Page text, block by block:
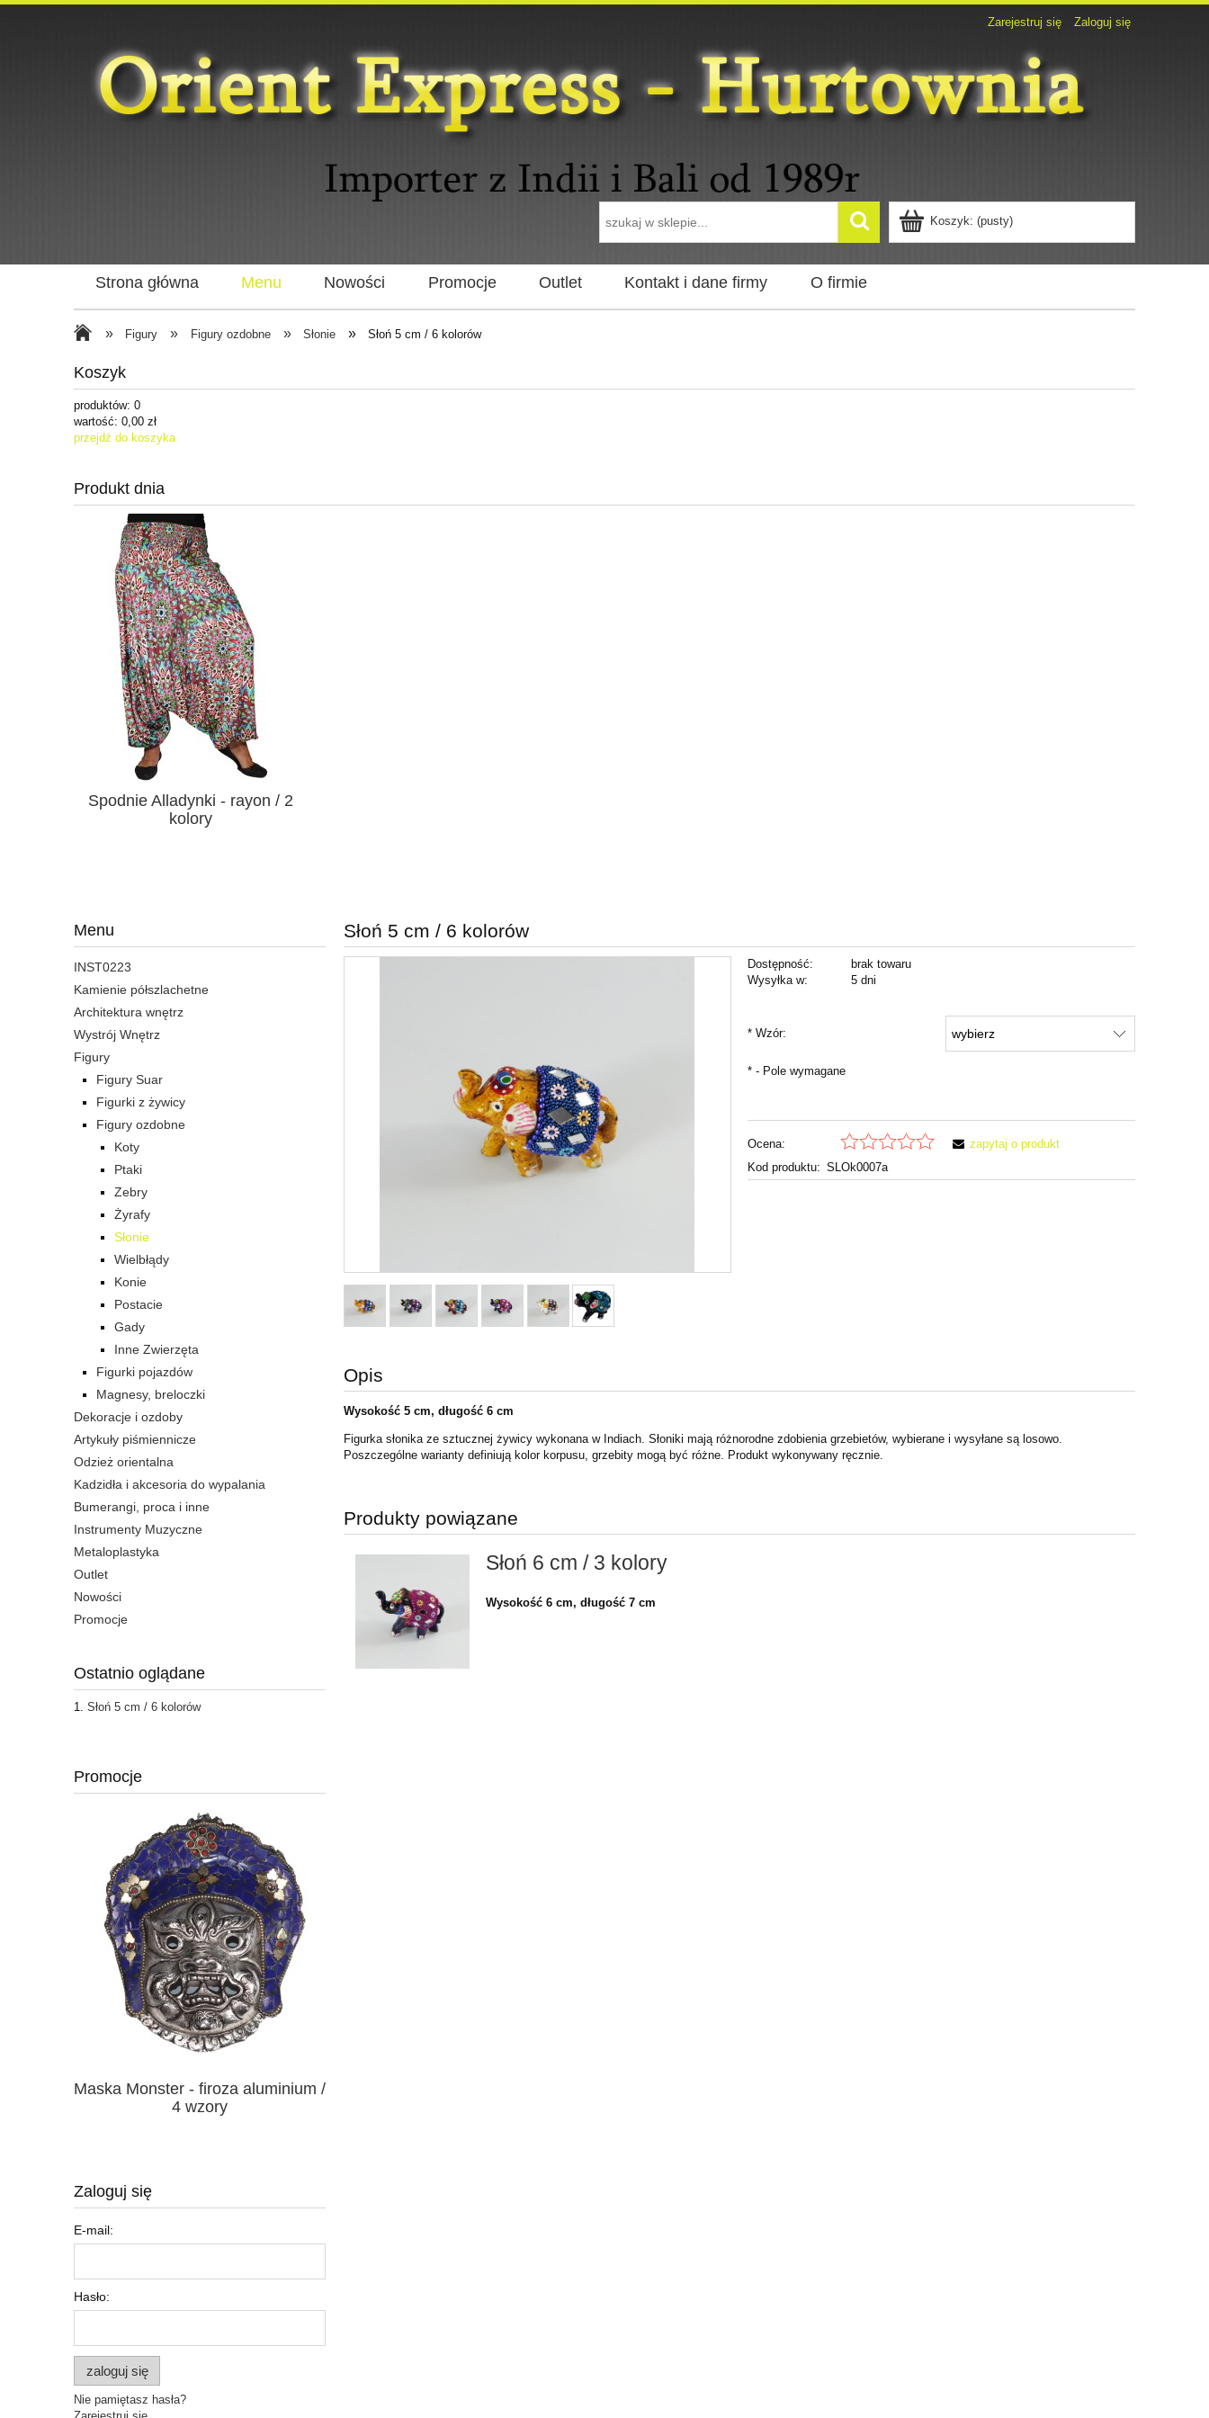
Zarejestruj się Zaloguj się
Koszyk: (pusty)
Strona główna Menu Nowości Promocje Outlet Kontakt i dane firmy O firmie
» Figury » Figury ozdobne » Słonie » Słoń 5 cm / 6 kolorów
Koszyk
produktów: 0
wartość: 0,00 zł
przejdź do koszyka
Produkt dnia
Spodnie Alladynki - rayon / 2
kolory
Menu
INST0223
Kamienie półszlachetne
Architektura wnętrz
Wystrój Wnętrz
Figury
Figury Suar
Figurki z żywicy
Figury ozdobne
Koty
Ptaki
Zebry
Żyrafy
Słonie
Wielbłądy
Konie
Postacie
Gady
Inne Zwierzęta
Figurki pojazdów
Magnesy, breloczki
Dekoracje i ozdoby
Artykuły piśmiennicze
Odzież orientalna
Kadzidła i akcesoria do wypalania
Bumerangi, proca i inne
Instrumenty Muzyczne
Metaloplastyka
Outlet
Nowości
Promocje
Ostatnio oglądane
Słoń 5 cm / 6 kolorów
Promocje
Maska Monster - firoza aluminium /
4 wzory
Zaloguj się
E-mail:
Hasło:
zaloguj się
Nie pamiętasz hasła?
Słoń 5 cm / 6 kolorów
Dostępność:
brak towaru
Wysyłka w:
5 dni
* Wzór:
* - Pole wymagane
Ocena:
Kod produktu: SLOk0007a
zapytaj o produkt
Opis
Wysokość 5 cm, długość 6 cm
Figurka słonika ze sztucznej żywicy wykonana w Indiach. Słoniki mają różnorodne zdobienia grzebietów, wybierane i wysyłane są losowo.
Poszczególne warianty definiują kolor korpusu, grzebity mogą być różne. Produkt wykonywany ręcznie.
Produkty powiązane
Słoń 6 cm / 3 kolory
Wysokość 6 cm, długość 7 cm